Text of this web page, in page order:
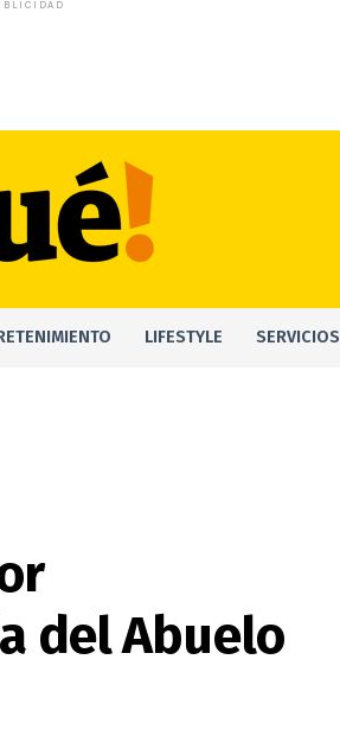
LIFESTYLE SERVICIOS
del Abuelo